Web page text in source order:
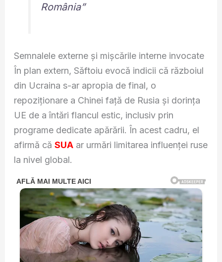
România”
Semnalele externe și mișcările interne invocate
În plan extern, Săftoiu evocă indicii că războiul
din Ucraina s-ar apropia de final, o
repoziționare a Chinei față de Rusia și dorința
UE de a întări flancul estic, inclusiv prin
programe dedicate apărării. În acest cadru, el
afirmă că SUAar urmări limitarea influenței ruse
la nivel global.